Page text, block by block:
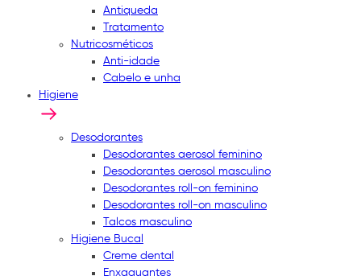
Antiqueda
Tratamento
Nutricosméticos
Anti-idade
Cabelo e unha
Higiene
Desodorantes
Desodorantes aerosol feminino
Desodorantes aerosol masculino
Desodorantes roll-on feminino
Desodorantes roll-on masculino
Talcos masculino
Higiene Bucal
Creme dental
Enxaguantes